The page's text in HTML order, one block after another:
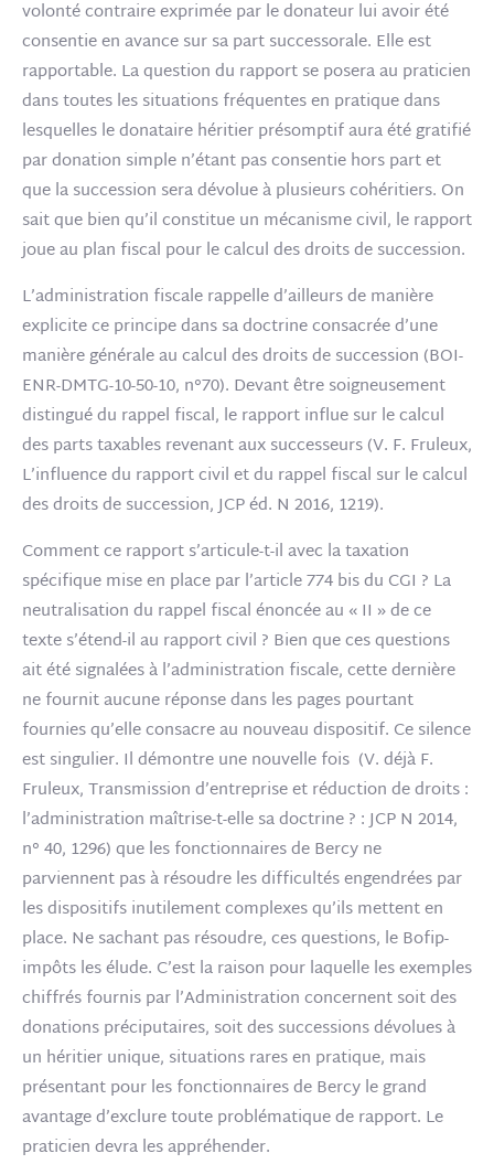
volonté contraire exprimée par le donateur lui avoir été
consentie en avance sur sa part successorale. Elle est
rapportable. La question du rapport se posera au praticien
dans toutes les situations fréquentes en pratique dans
lesquelles le donataire héritier présomptif aura été gratifié
par donation simple n’étant pas consentie hors part et
que la succession sera dévolue à plusieurs cohéritiers. On
sait que bien qu’il constitue un mécanisme civil, le rapport
joue au plan fiscal pour le calcul des droits de succession.
L’administration fiscale rappelle d’ailleurs de manière
explicite ce principe dans sa doctrine consacrée d’une
manière générale au calcul des droits de succession (BOI-
ENR-DMTG-10-50-10, n°70). Devant être soigneusement
distingué du rappel fiscal, le rapport influe sur le calcul
des parts taxables revenant aux successeurs (V. F. Fruleux,
L’influence du rapport civil et du rappel fiscal sur le calcul
des droits de succession, JCP éd. N 2016, 1219).
Comment ce rapport s’articule-t-il avec la taxation
spécifique mise en place par l’article 774 bis du CGI ? La
neutralisation du rappel fiscal énoncée au « II » de ce
texte s’étend-il au rapport civil ? Bien que ces questions
ait été signalées à l’administration fiscale, cette dernière
ne fournit aucune réponse dans les pages pourtant
fournies qu’elle consacre au nouveau dispositif. Ce silence
est singulier. Il démontre une nouvelle fois (V. déjà F.
Fruleux, Transmission d’entreprise et réduction de droits :
l’administration maîtrise-t-elle sa doctrine ? : JCP N 2014,
n° 40, 1296) que les fonctionnaires de Bercy ne
parviennent pas à résoudre les difficultés engendrées par
les dispositifs inutilement complexes qu’ils mettent en
place. Ne sachant pas résoudre, ces questions, le Bofip-
impôts les élude. C’est la raison pour laquelle les exemples
chiffrés fournis par l’Administration concernent soit des
donations préciputaires, soit des successions dévolues à
un héritier unique, situations rares en pratique, mais
présentant pour les fonctionnaires de Bercy le grand
avantage d’exclure toute problématique de rapport. Le
praticien devra les appréhender.